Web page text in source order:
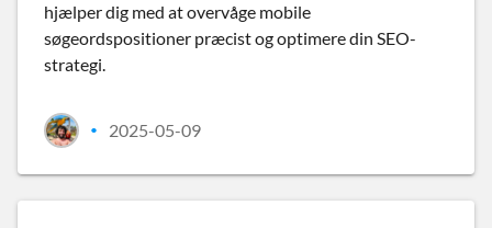
hjælper dig med at overvåge mobile
søgeordspositioner præcist og optimere din SEO-
strategi.
• 2025-05-09